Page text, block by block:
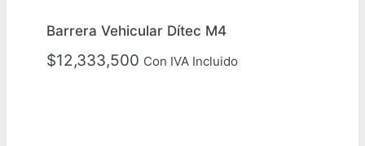
Barrera Vehicular Dítec M4
$12,333,500 Con IVA Incluido